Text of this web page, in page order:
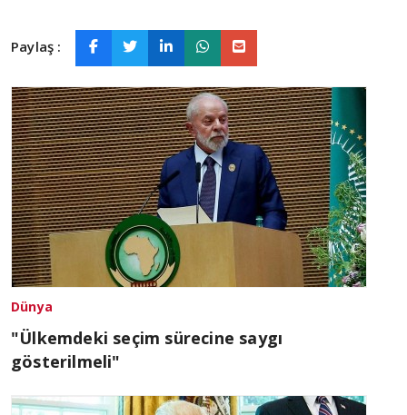
Paylaş :
Dünya
"Ülkemdeki seçim sürecine saygı
gösterilmeli"